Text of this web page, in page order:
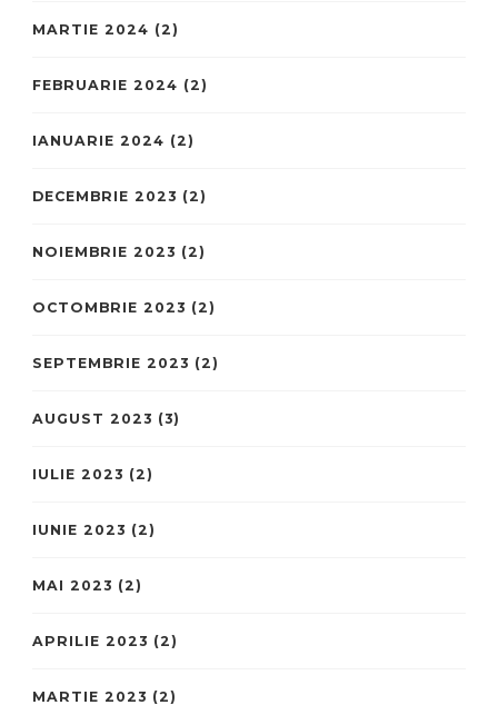
MARTIE 2024 (2)
FEBRUARIE 2024 (2)
IANUARIE 2024 (2)
DECEMBRIE 2023 (2)
NOIEMBRIE 2023 (2)
OCTOMBRIE 2023 (2)
SEPTEMBRIE 2023 (2)
AUGUST 2023 (3)
IULIE 2023 (2)
IUNIE 2023 (2)
MAI 2023 (2)
APRILIE 2023 (2)
MARTIE 2023 (2)